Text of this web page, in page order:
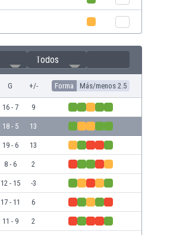
Todos
G +/- Forma Más/menos 2.5
16 - 7 9
18 - 5 13
19 - 6 13
8 - 6 2
12 - 15 -3
17 - 11 6
11 - 9 2